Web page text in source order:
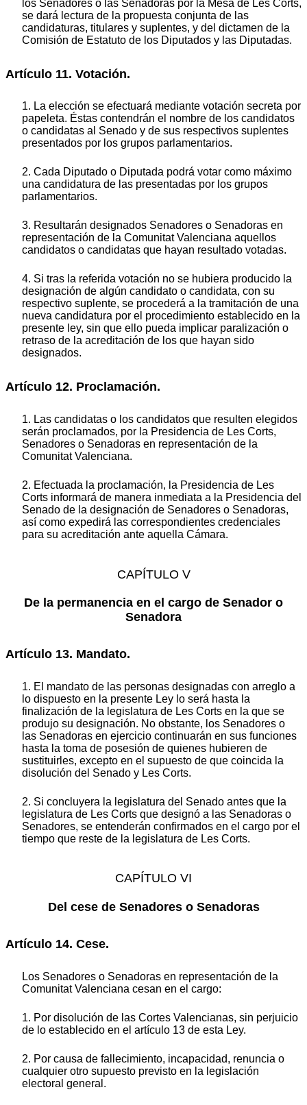
los Senadores o las Senadoras por la Mesa de Les Corts,
se dará lectura de la propuesta conjunta de las
candidaturas, titulares y suplentes, y del dictamen de la
Comisión de Estatuto de los Diputados y las Diputadas.
Artículo 11. Votación.
1. La elección se efectuará mediante votación secreta por
papeleta. Éstas contendrán el nombre de los candidatos
o candidatas al Senado y de sus respectivos suplentes
presentados por los grupos parlamentarios.
2. Cada Diputado o Diputada podrá votar como máximo
una candidatura de las presentadas por los grupos
parlamentarios.
3. Resultarán designados Senadores o Senadoras en
representación de la Comunitat Valenciana aquellos
candidatos o candidatas que hayan resultado votadas.
4. Si tras la referida votación no se hubiera producido la
designación de algún candidato o candidata, con su
respectivo suplente, se procederá a la tramitación de una
nueva candidatura por el procedimiento establecido en la
presente ley, sin que ello pueda implicar paralización o
retraso de la acreditación de los que hayan sido
designados.
Artículo 12. Proclamación.
1. Las candidatas o los candidatos que resulten elegidos
serán proclamados, por la Presidencia de Les Corts,
Senadores o Senadoras en representación de la
Comunitat Valenciana.
2. Efectuada la proclamación, la Presidencia de Les
Corts informará de manera inmediata a la Presidencia del
Senado de la designación de Senadores o Senadoras,
así como expedirá las correspondientes credenciales
para su acreditación ante aquella Cámara.
CAPÍTULO V
De la permanencia en el cargo de Senador o
Senadora
Artículo 13. Mandato.
1. El mandato de las personas designadas con arreglo a
lo dispuesto en la presente Ley lo será hasta la
finalización de la legislatura de Les Corts en la que se
produjo su designación. No obstante, los Senadores o
las Senadoras en ejercicio continuarán en sus funciones
hasta la toma de posesión de quienes hubieren de
sustituirles, excepto en el supuesto de que coincida la
disolución del Senado y Les Corts.
2. Si concluyera la legislatura del Senado antes que la
legislatura de Les Corts que designó a las Senadoras o
Senadores, se entenderán confirmados en el cargo por el
tiempo que reste de la legislatura de Les Corts.
CAPÍTULO VI
Del cese de Senadores o Senadoras
Artículo 14. Cese.
Los Senadores o Senadoras en representación de la
Comunitat Valenciana cesan en el cargo:
1. Por disolución de las Cortes Valencianas, sin perjuicio
de lo establecido en el artículo 13 de esta Ley.
2. Por causa de fallecimiento, incapacidad, renuncia o
cualquier otro supuesto previsto en la legislación
electoral general.